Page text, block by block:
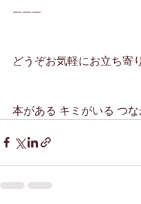
———
どうぞお気軽にお立ち寄
本がある キミがいる つ